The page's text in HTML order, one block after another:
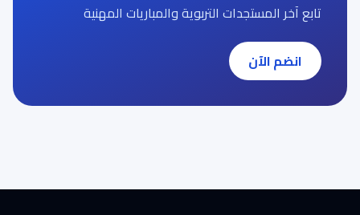
تابع آخر المستجدات التربوية والمباريات المهنية
انضم الآن